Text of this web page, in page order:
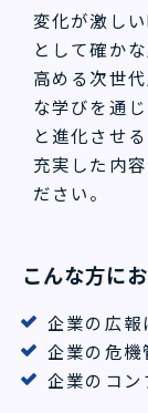
変化が激し
として確か
高める次世
な学びを通
と進化させ
充実した内
ださい。
こんな方に
企業の広報
企業の危機
企業のコン